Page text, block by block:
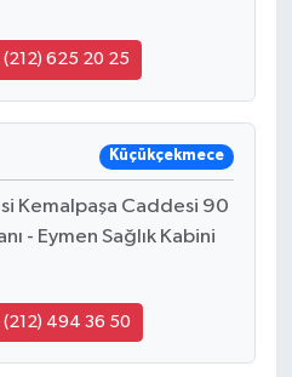
(212) 625 20 25
Küçükçekmece
Kemalpaşa Caddesi 90
- Eymen Sağlık Kabini
(212) 494 36 50